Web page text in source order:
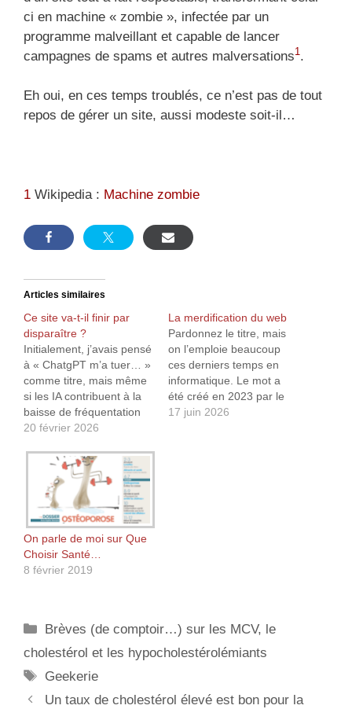
ci en machine « zombie », infectée par un
programme malveillant et capable de lancer
campagnes de spams et autres malversations1 .
Eh oui, en ces temps troublés, ce n’est pas de tout
repos de gérer un site, aussi modeste soit-il…
1 Wikipedia : Machine zombie
Articles similaires
Ce site va-t-il finir par
disparaître ?
Initialement, j’avais pensé
à « ChatgPT m’a tuer… »
comme titre, mais même
si les IA contribuent à la
baisse de fréquentation
de ce site, ce n’est pas la
effectivement, la
fréquentation de mon site
est ridicule, pour ne pas
dire proche du néant. Au
début de la mise…
20 février 2026
La merdification du web
Pardonnez le titre, mais
on l’emploie beaucoup
ces derniers temps en
informatique. Le mot a
été créé en 2023 par le
blogueur Cory Doctorow
17 juin 2026
On parle de moi sur Que
Choisir Santé…
8 février 2019
Catégories
Brèves (de comptoir…) sur les MCV, le
cholestérol et les hypocholestérolémiants
Étiquettes
Geekerie
Un taux de cholestérol élevé est bon pour la